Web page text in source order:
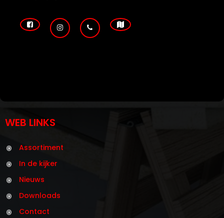
WEB LINKS
Assortiment
In de kijker
Nieuws
Downloads
Contact